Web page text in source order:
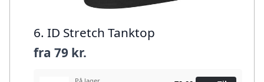
6. ID Stretch Tanktop
fra 79 kr.